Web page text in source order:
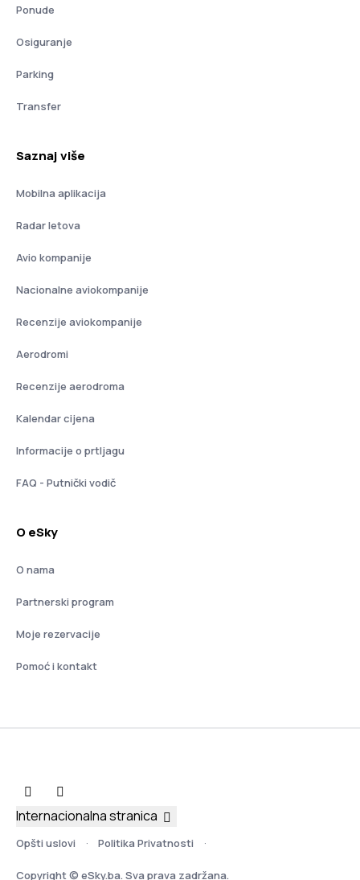
Ponude
Osiguranje
Parking
Transfer
Saznaj više
Mobilna aplikacija
Radar letova
Avio kompanije
Nacionalne aviokompanije
Recenzije aviokompanije
Aerodromi
Recenzije aerodroma
Kalendar cijena
Informacije o prtljagu
FAQ - Putnički vodič
O eSky
O nama
Partnerski program
Moje rezervacije
Pomoć i kontakt
Opšti uslovi Politika Privatnosti
Copyright © eSky.ba. Sva prava zadržana.
Internacionalna stranica